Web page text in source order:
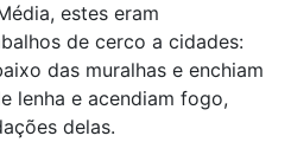
estes eram
de cerco a cidades:
das muralhas e enchiam
lenha e acendiam fogo,
delas.